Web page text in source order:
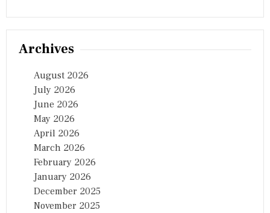
Archives
August 2026
July 2026
June 2026
May 2026
April 2026
March 2026
February 2026
January 2026
December 2025
November 2025